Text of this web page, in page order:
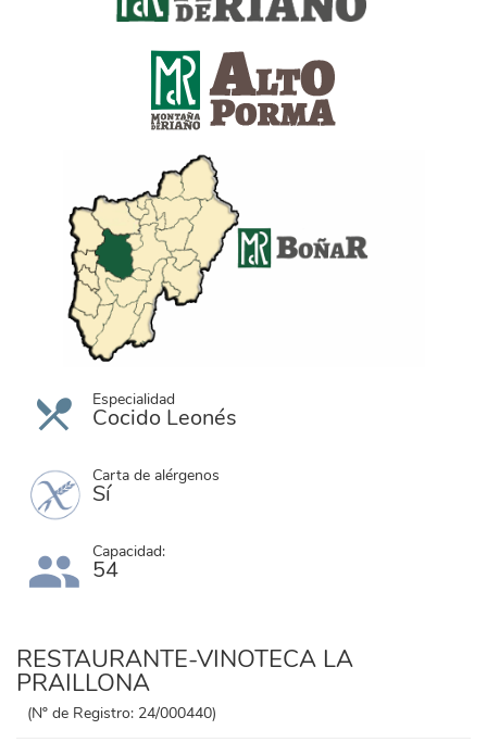
ayuntamiento_bonar.png
Especialidad
Cocido Leonés
Carta de alérgenos
Sí
Capacidad:
54
RESTAURANTE-VINOTECA LA
PRAILLONA
(Nº de Registro: 24/000440)